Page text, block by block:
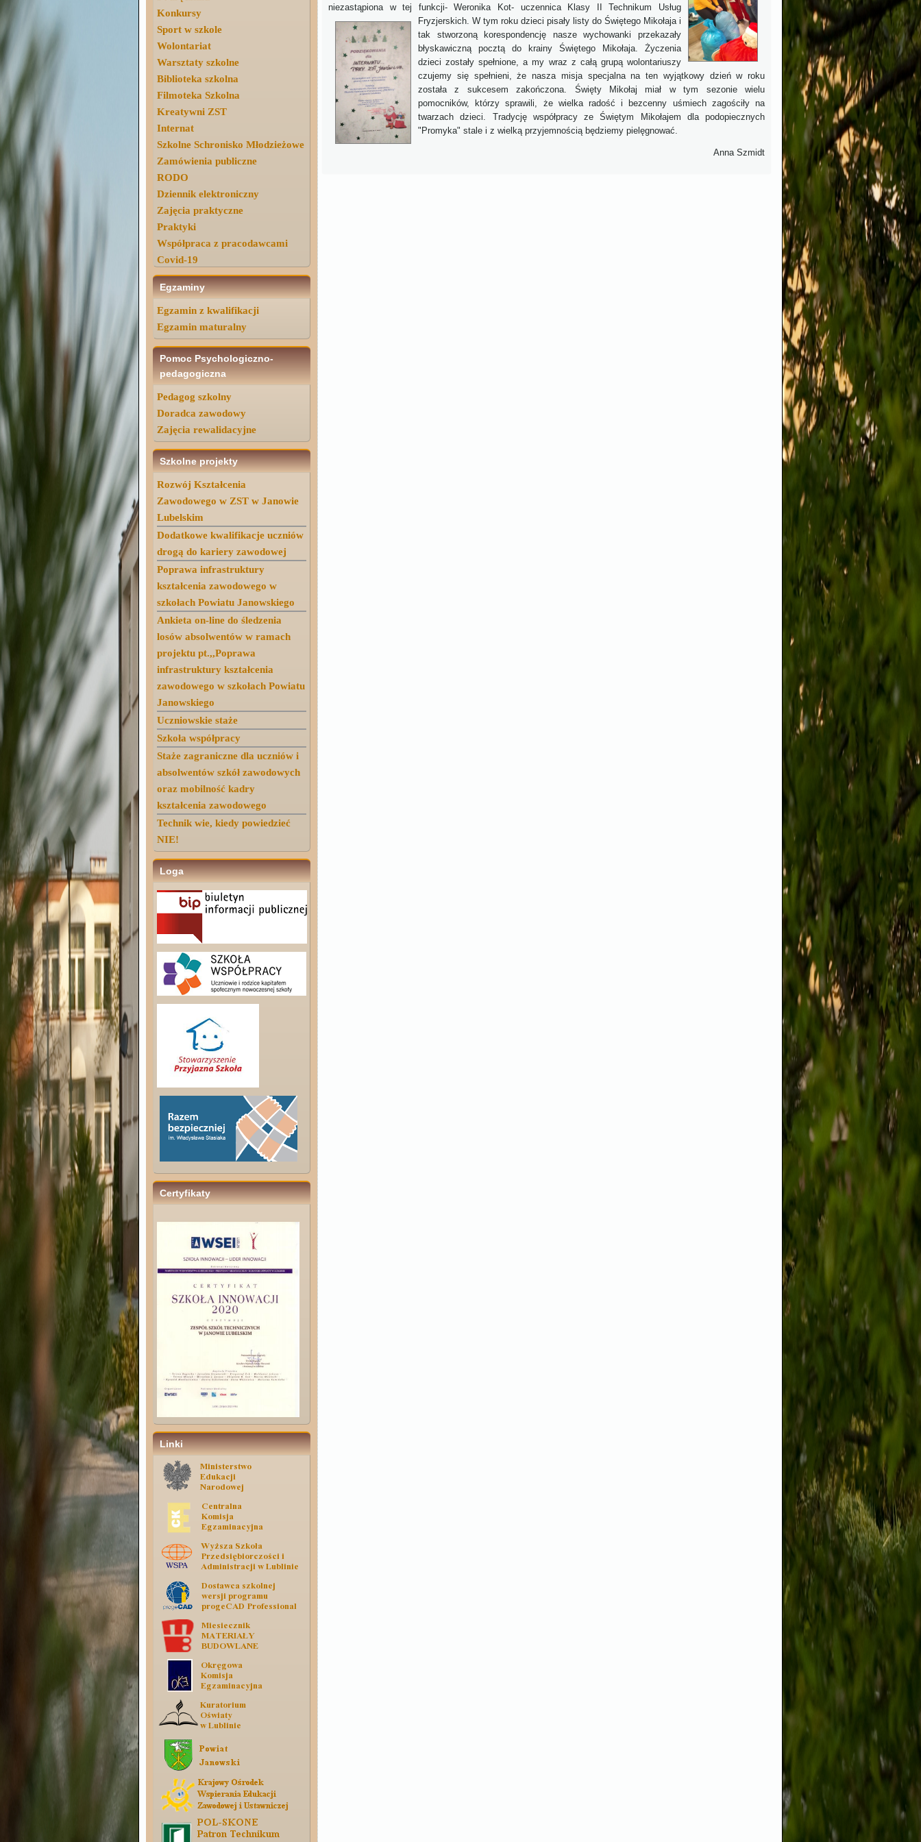
Konkursy
Sport w szkole
Wolontariat
Warsztaty szkolne
Biblioteka szkolna
Filmoteka Szkolna
Kreatywni ZST
Internat
Szkolne Schronisko Młodzieżowe
Zamówienia publiczne
RODO
Dziennik elektroniczny
Zajęcia praktyczne
Praktyki
Współpraca z pracodawcami
Covid-19
Egzaminy
Egzamin z kwalifikacji
Egzamin maturalny
Pomoc Psychologiczno-
pedagogiczna
Pedagog szkolny
Doradca zawodowy
Zajęcia rewalidacyjne
Szkolne projekty
Rozwój Kształcenia
Zawodowego w ZST w Janowie
Lubelskim
Dodatkowe kwalifikacje uczniów
drogą do kariery zawodowej
Poprawa infrastruktury
kształcenia zawodowego w
szkołach Powiatu Janowskiego
Ankieta on-line do śledzenia
losów absolwentów w ramach
projektu pt.,,Poprawa
infrastruktury kształcenia
zawodowego w szkołach Powiatu
Janowskiego
Uczniowskie staże
Szkoła współpracy
Staże zagraniczne dla uczniów i
absolwentów szkół zawodowych
oraz mobilność kadry
kształcenia zawodowego
Technik wie, kiedy powiedzieć
NIE!
Loga
Certyfikaty
Linki
niezastąpiona w tej funkcji- Weronika Kot- uczennica Klasy II Technikum Usług
Fryzjerskich. W tym roku dzieci pisały listy do Świętego Mikołaja i
tak stworzoną korespondencję nasze wychowanki przekazały
błyskawiczną pocztą do krainy Świętego Mikołaja. Życzenia
dzieci zostały spełnione, a my wraz z całą grupą wolontariuszy
czujemy się spełnieni, że nasza misja specjalna na ten wyjątkowy dzień w roku
została z sukcesem zakończona. Święty Mikołaj miał w tym sezonie wielu
pomocników, którzy sprawili, że wielka radość i bezcenny uśmiech zagościły na
twarzach dzieci. Tradycję współpracy ze Świętym Mikołajem dla podopiecznych
"Promyka" stale i z wielką przyjemnością będziemy pielęgnować.
Anna Szmidt